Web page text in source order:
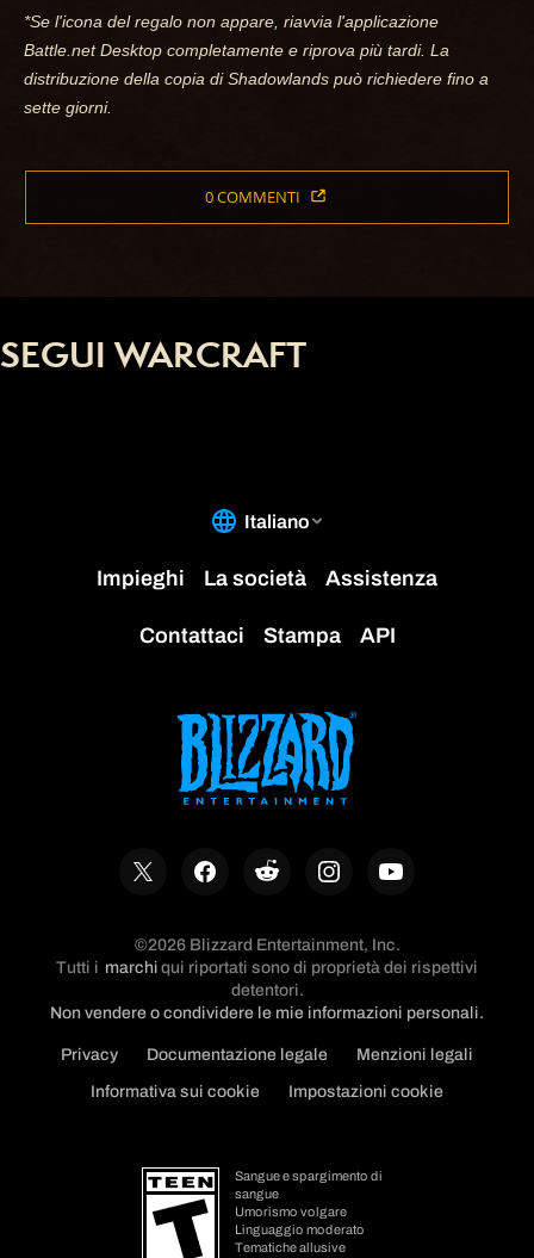
*Se l'icona del regalo non appare, riavvia l'applicazione
Battle.net Desktop completamente e riprova più tardi. La
distribuzione della copia di Shadowlands può richiedere fino a
sette giorni.
0 COMMENTI
SEGUI WARCRAFT